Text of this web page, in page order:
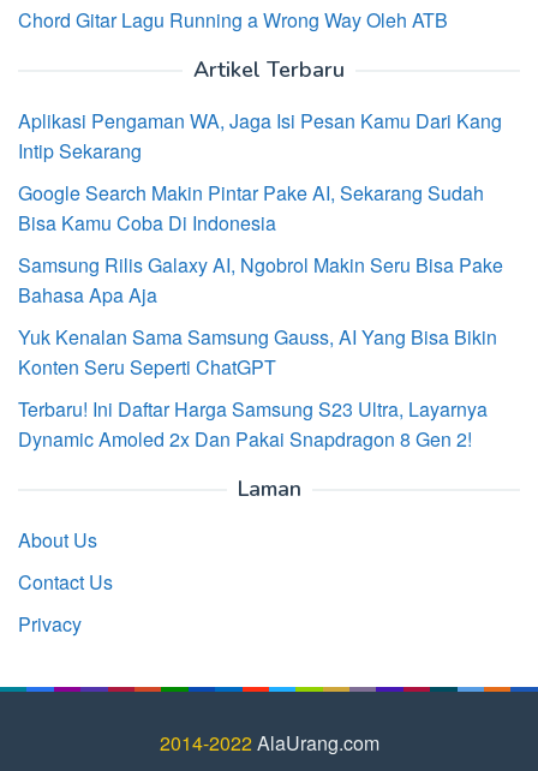
Chord Gitar Lagu Running a Wrong Way Oleh ATB
Artikel Terbaru
Aplikasi Pengaman WA, Jaga Isi Pesan Kamu Dari Kang
Intip Sekarang
Google Search Makin Pintar Pake AI, Sekarang Sudah
Bisa Kamu Coba Di Indonesia
Samsung Rilis Galaxy AI, Ngobrol Makin Seru Bisa Pake
Bahasa Apa Aja
Yuk Kenalan Sama Samsung Gauss, AI Yang Bisa Bikin
Konten Seru Seperti ChatGPT
Terbaru! Ini Daftar Harga Samsung S23 Ultra, Layarnya
Dynamic Amoled 2x Dan Pakai Snapdragon 8 Gen 2!
Laman
About Us
Contact Us
Privacy
2014-2022 AlaUrang.com